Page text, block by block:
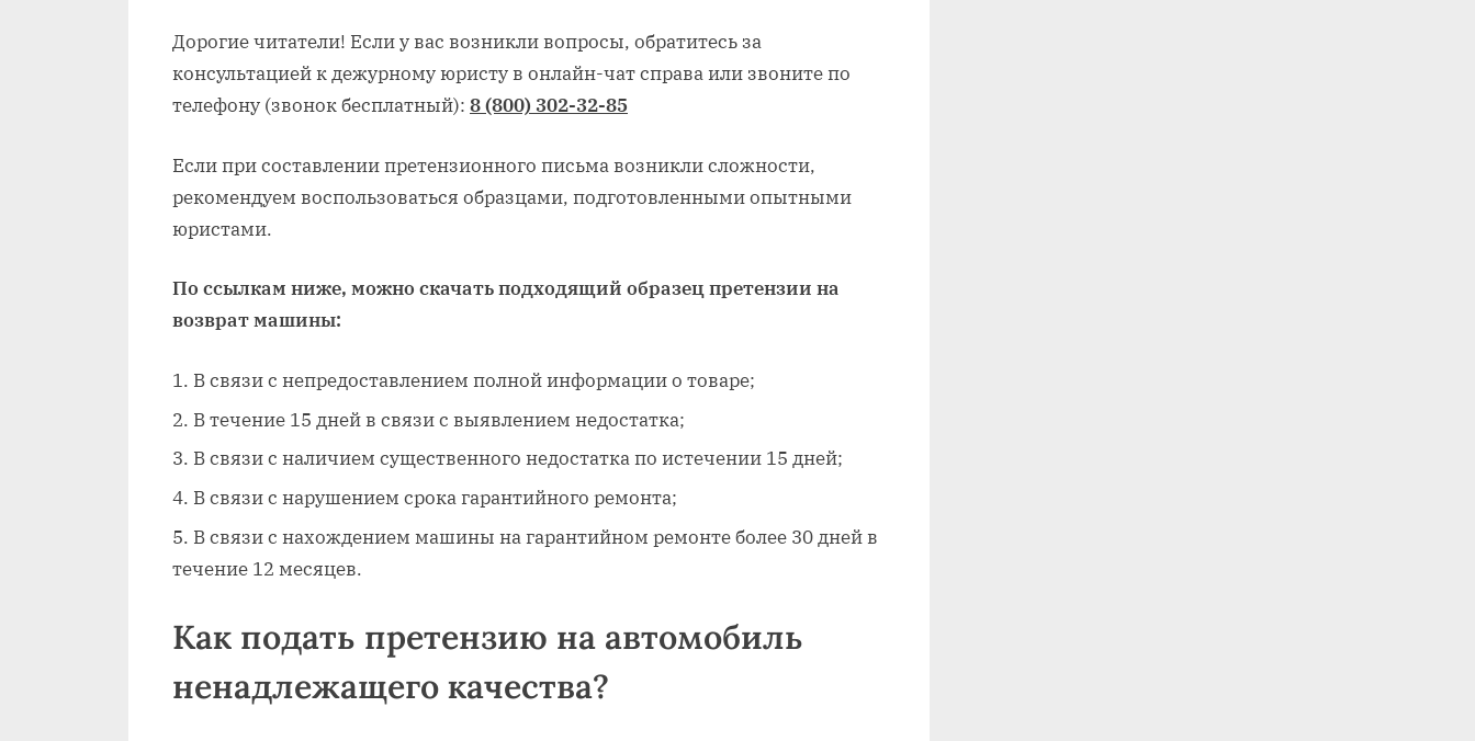
Дорогие читатели! Если у вас возникли вопросы, обратитесь за
консультацией к дежурному юристу в онлайн-чат справа или звоните по
телефону (звонок бесплатный): 8 (800) 302-32-85
Если при составлении претензионного письма возникли сложности,
рекомендуем воспользоваться образцами, подготовленными опытными
юристами.
По ссылкам ниже, можно скачать подходящий образец претензии на
возврат машины:
В связи с непредоставлением полной информации о товаре;
В течение 15 дней в связи с выявлением недостатка;
В связи с наличием существенного недостатка по истечении 15 дней;
В связи с нарушением срока гарантийного ремонта;
В связи с нахождением машины на гарантийном ремонте более 30 дней в
течение 12 месяцев.
Как подать претензию на автомобиль
ненадлежащего качества?